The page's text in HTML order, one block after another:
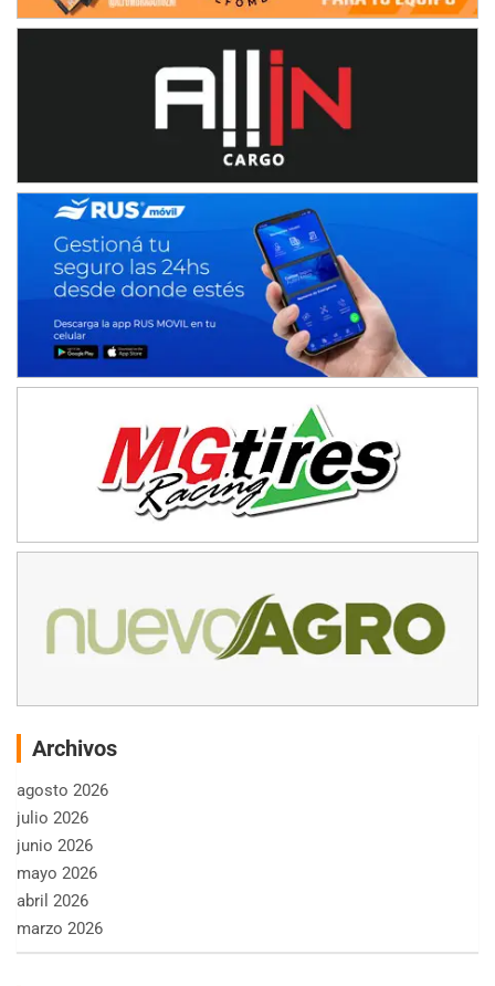
Archivos
agosto 2026
julio 2026
junio 2026
mayo 2026
abril 2026
marzo 2026